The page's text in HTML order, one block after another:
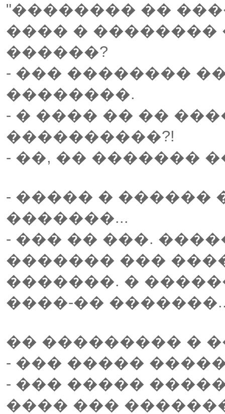
"�������� ��
���� � ��������
������?
- ��� ��������
��������.
- � ���� �� ��
����������?!
- ��, �� �������
- ����� � ������
�������...
- ��� �� ���.
������� ���
�������. �
����-��
�� ��������� �
- ��� �����
- ��� �����
���� ���